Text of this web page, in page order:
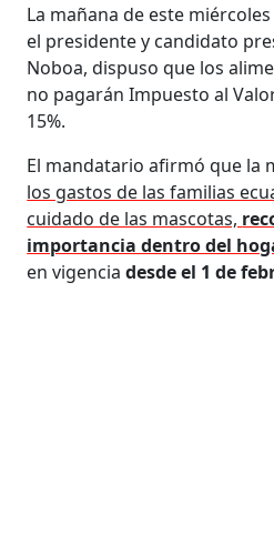
La mañana de este
el presidente y candidato
Noboa, dispuso que los
no pagarán Impuesto al
15%.
El mandatario afirmó que la
los gastos de las familias
cuidado de las mascotas,
importancia dentro del
en vigencia desde el 1 de